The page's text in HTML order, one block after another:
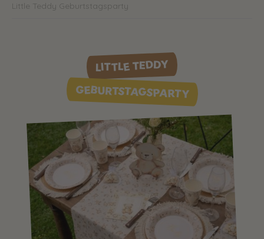
Little Teddy Geburtstagsparty
LITTLE TEDDY
GEBURTSTAGSPARTY